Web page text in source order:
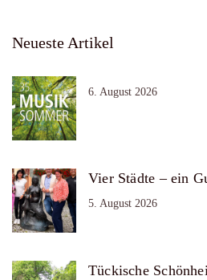
Neueste Artikel
6. August 2026
Vier Städte – ein
5. August 2026
Tückische